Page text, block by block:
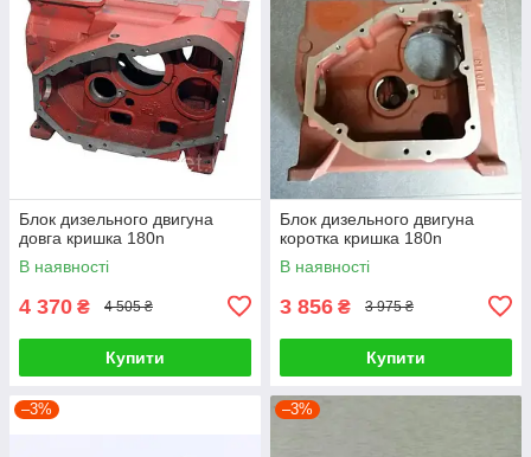
Блок дизельного двигуна
довга кришка 180n
В наявності
4 370 ₴ 4 505 ₴
Купити
Блок дизельного двигуна
коротка кришка 180n
В наявності
3 856 ₴ 3 975 ₴
Купити
–3% –3%